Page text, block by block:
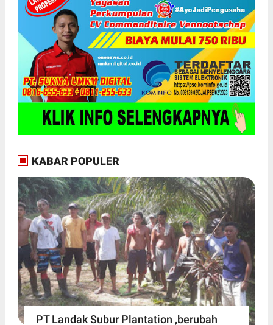
KABAR POPULER
PT Landak Subur Plantation ,berubah